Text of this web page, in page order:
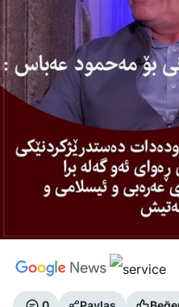
0 Paylaş Beğen